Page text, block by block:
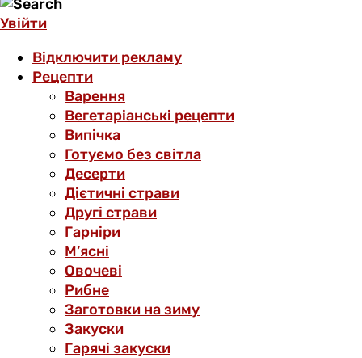
Увійти
Відключити рекламу
Рецепти
Варення
Вегетаріанські рецепти
Випічка
Готуємо без світла
Десерти
Дієтичні страви
Другі страви
Гарніри
М’ясні
Овочеві
Рибне
Заготовки на зиму
Закуски
Гарячі закуски